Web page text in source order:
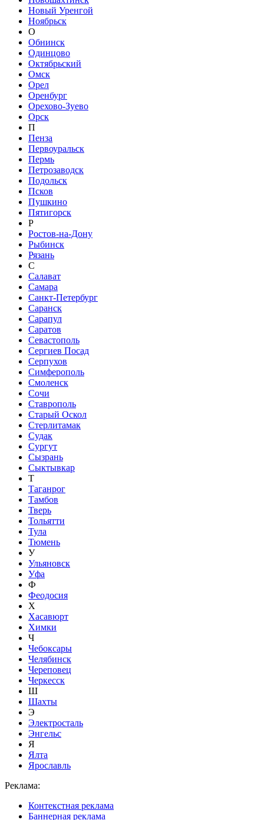
Новый Уренгой
Ноябрьск
О
Обнинск
Одинцово
Октябрьский
Омск
Орел
Оренбург
Орехово-Зуево
Орск
П
Пенза
Первоуральск
Пермь
Петрозаводск
Подольск
Псков
Пушкино
Пятигорск
Р
Ростов-на-Дону
Рыбинск
Рязань
С
Салават
Самара
Санкт-Петербург
Саранск
Сарапул
Саратов
Севастополь
Сергиев Посад
Серпухов
Симферополь
Смоленск
Сочи
Ставрополь
Старый Оскол
Стерлитамак
Судак
Сургут
Сызрань
Сыктывкар
Т
Таганрог
Тамбов
Тверь
Тольятти
Тула
Тюмень
У
Ульяновск
Уфа
Ф
Феодосия
Х
Хасавюрт
Химки
Ч
Чебоксары
Челябинск
Череповец
Черкесск
Ш
Шахты
Э
Электросталь
Энгельс
Я
Ялта
Ярославль
Реклама:
Контекстная реклама
Баннерная реклама